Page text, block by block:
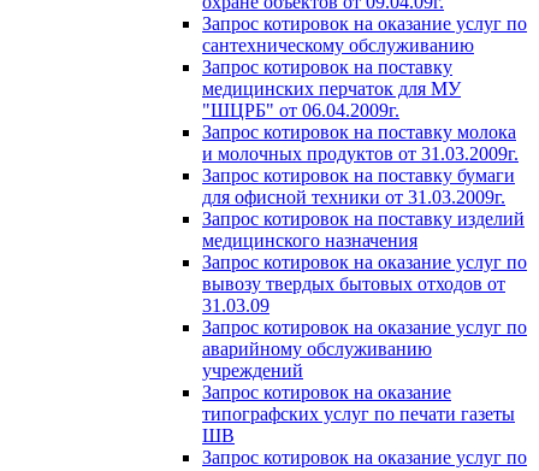
Запрос котировок на оказание услуг по
сантехническому обслуживанию
Запрос котировок на поставку
медицинских перчаток для МУ
"ШЦРБ" от 06.04.2009г.
Запрос котировок на поставку молока
и молочных продуктов от 31.03.2009г.
Запрос котировок на поставку бумаги
для офисной техники от 31.03.2009г.
Запрос котировок на поставку изделий
медицинского назначения
Запрос котировок на оказание услуг по
вывозу твердых бытовых отходов от
31.03.09
Запрос котировок на оказание услуг по
аварийному обслуживанию
учреждений
Запрос котировок на оказание
типографских услуг по печати газеты
ШВ
Запрос котировок на оказание услуг по